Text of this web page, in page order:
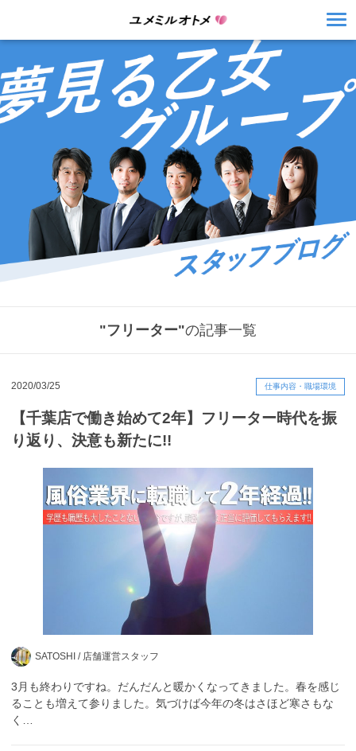
"フリーター"の記事一覧
2020/03/25 仕事内容・職場環境
【千葉店で働き始めて2年】フリーター時代を振
り返り、決意も新たに!!
SATOSHI / 店舗運営スタッフ
3月も終わりですね。だんだんと暖かくなってきました。春を感じ
ることも増えて参りました。気づけば今年の冬はさほど寒さもな
く…